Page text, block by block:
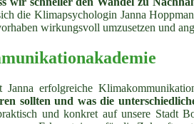
die Klimapsychologin Janna
wirkungsvoll umzusetzen und
erfolgreiche
sollten und was die
und konkret auf unsere Stadt